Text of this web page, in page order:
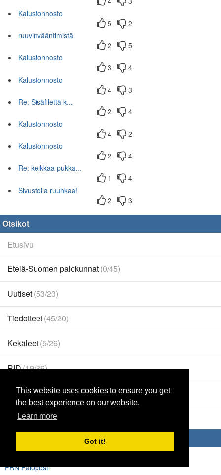
This website uses cookies to ensure you get
the best experience on our website.
Learn more
Got it!
Kalustonnosto
5
2
ruuvinvääntimistä
2
5
Kalustonnosto
3
4
Kalustonnosto
4
3
Re: Sisäfilettä k...
2
4
Kalustonnosto
4
2
Kalustonnosto
2
4
Re: keikkaa pukka...
1
4
Sivustolla ruuhkaa!
2
3
Otsikot
Etusivu
Etelä-Suomen palokunnat(0/45)
Uutiset(53/23)
Tiedotteet(45/20)
Kekäleet(5/26)
RID(19/36)
Pro-Grillaajat(4/35)
Yhteystiedot(1/0)
FRN Paloposti